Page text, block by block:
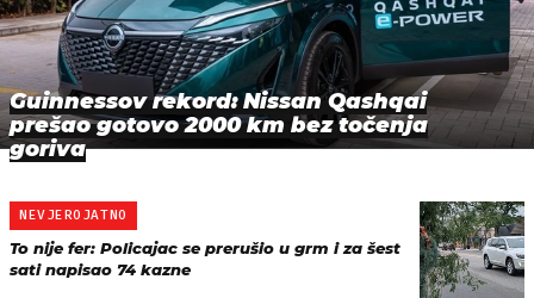
Guinnessov rekord: Nissan Qashqai
prešao gotovo 2000 km bez točenja
goriva
NEVJEROJATNO
To nije fer: Policajac se prerušio u grm i za šest
sati napisao 74 kazne